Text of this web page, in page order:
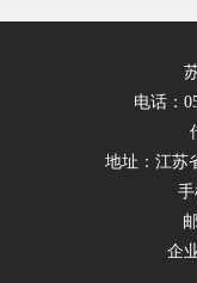
电话：
地址：江苏
手
企